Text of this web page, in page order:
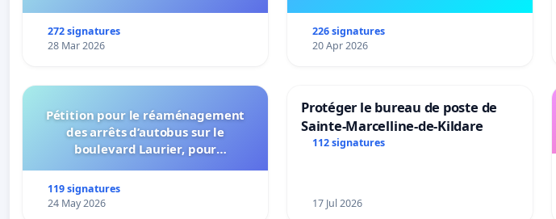
272 signatures
28 Mar 2026
226 signatures
20 Apr 2026
Pétition pour le réaménagement
des arrêts d’autobus sur le
boulevard Laurier, pour
connexion 805-802 à établir
119 signatures
24 May 2026
Protéger le bureau de poste de
Sainte-Marcelline-de-Kildare
112 signatures
17 Jul 2026